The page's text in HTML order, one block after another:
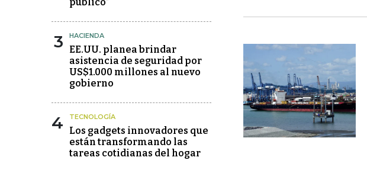
3 HACIENDA
EE.UU. planea brindar
asistencia de seguridad por
US$1.000 millones al nuevo
gobierno
4 TECNOLOGÍA
Los gadgets innovadores que
están transformando las
tareas cotidianas del hogar